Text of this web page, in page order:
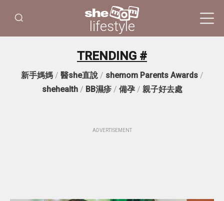
lifestyle
TRENDING #
新手媽媽/ 醫she直說/ shemom Parents Awards/
shehealth/ BB濕疹/ 備孕/ 親子好去處
ADVERTISEMENT